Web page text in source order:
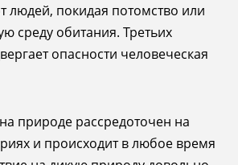
людей, покидая потомство или
среду обитания. Третьих
опасности человеческая
природе рассредоточен на
и происходит в любое время